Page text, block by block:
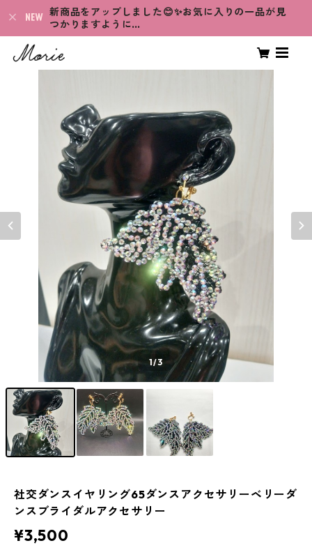
新商品をアップしました😊✨お気に入りの一品が見
つかりますように…
1/3
社交ダンスイヤリング65ダンスアクセサリーベリーダ
ンスブライダルアクセサリー
¥3,500